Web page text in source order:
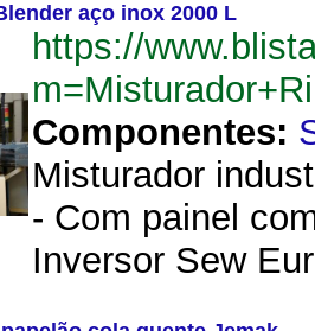
aço inox 2000 L
https://
Componentes:
Misturador
- Com painel
Inversor Sew